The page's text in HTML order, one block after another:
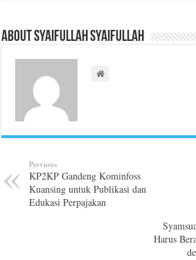
About Syaifullah Syaifullah
Previous
KP2KP Gandeng Kominfoss
Kuansing untuk Publikasi dan
Edukasi Perpajakan
Harus